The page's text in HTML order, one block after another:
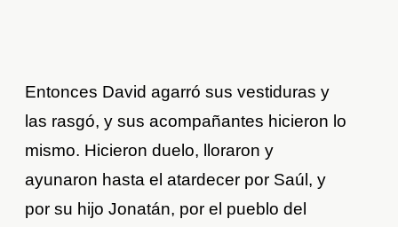
Entonces David agarró sus vestiduras y
las rasgó, y sus acompañantes hicieron lo
mismo. Hicieron duelo, lloraron y
ayunaron hasta el atardecer por Saúl, y
por su hijo Jonatán, por el pueblo del